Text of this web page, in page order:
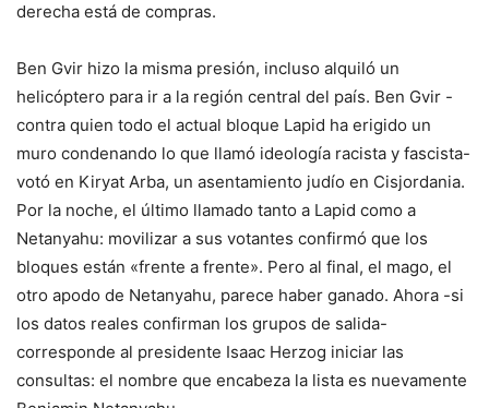
derecha está de compras.
Ben Gvir hizo la misma presión, incluso alquiló un
helicóptero para ir a la región central del país. Ben Gvir -
contra quien todo el actual bloque Lapid ha erigido un
muro condenando lo que llamó ideología racista y fascista-
votó en Kiryat Arba, un asentamiento judío en Cisjordania.
Por la noche, el último llamado tanto a Lapid como a
Netanyahu: movilizar a sus votantes confirmó que los
bloques están «frente a frente». Pero al final, el mago, el
otro apodo de Netanyahu, parece haber ganado. Ahora -si
los datos reales confirman los grupos de salida-
corresponde al presidente Isaac Herzog iniciar las
consultas: el nombre que encabeza la lista es nuevamente